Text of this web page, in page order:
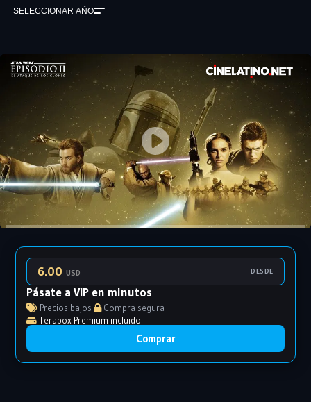
SELECCIONAR AÑO
6.00USD DESDE
Pásate a VIP en minutos
Precios bajos·
Compra segura
Terabox Premium incluido
Comprar